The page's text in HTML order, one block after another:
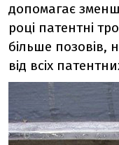
допомагає
році патентні
більше позовів,
від всіх